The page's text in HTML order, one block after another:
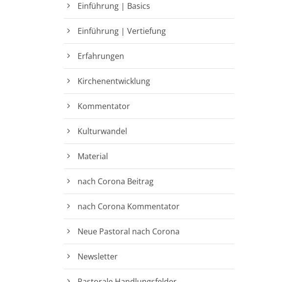
Einführung | Basics
Einführung | Vertiefung
Erfahrungen
Kirchenentwicklung
Kommentator
Kulturwandel
Material
nach Corona Beitrag
nach Corona Kommentator
Neue Pastoral nach Corona
Newsletter